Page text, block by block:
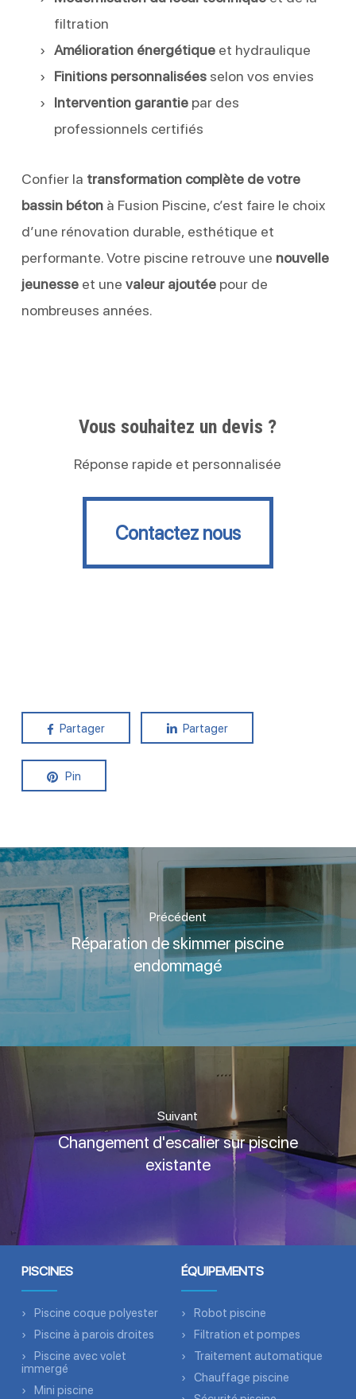
filtration
Amélioration énergétiqueet hydraulique
Finitions personnaliséesselon vos envies
Intervention garantiepar des
professionnels certifiés
Confier la transformation complète de votre
bassin bétonà Fusion Piscine, c’est faire le choix
d’une rénovation durable, esthétique et
performante. Votre piscine retrouve une nouvelle
jeunesseet une valeur ajoutéepour de
nombreuses années.
Vous souhaitez un devis ?
Réponse rapide et personnalisée
Contactez nous
Contactez nous
Partager Partager
Pin
Précédent
Réparation de skimmer piscine
endommagé
Suivant
Changement d'escalier sur piscine
existante
PISCINES
Piscine coque polyester
Piscine à parois droites
Piscine avec volet
immergé
Mini piscine
ÉQUIPEMENTS
Robot piscine
Filtration et pompes
Traitement automatique
Chauffage piscine